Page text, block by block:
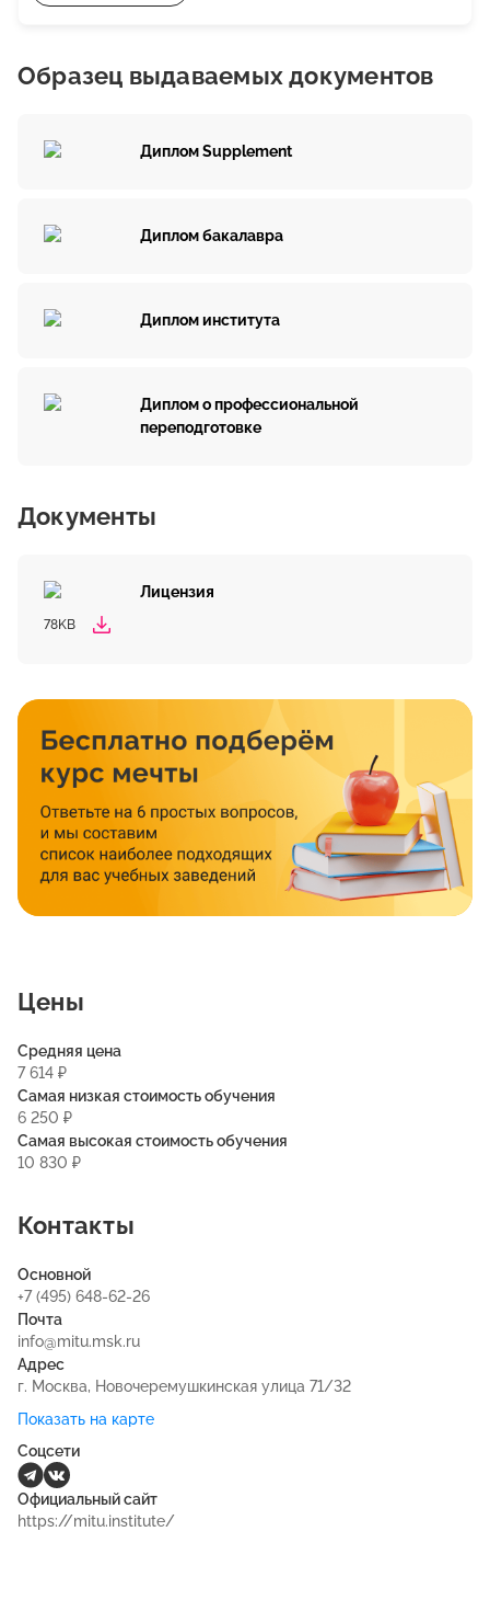
Образец выдаваемых документов
Диплом Supplement
Диплом бакалавра
Диплом института
Диплом о профессиональной
переподготовке
Документы
Лицензия
78KB
Цены
Средняя цена
7 614 ₽
Самая низкая стоимость обучения
6 250 ₽
Самая высокая стоимость обучения
10 830 ₽
Контакты
Основной
+7 (495) 648-62-26
Почта
info@mitu.msk.ru
Адрес
г. Москва, Новочеремушкинская улица 71/32
Показать на карте
Соцсети
Официальный сайт
https://mitu.institute/